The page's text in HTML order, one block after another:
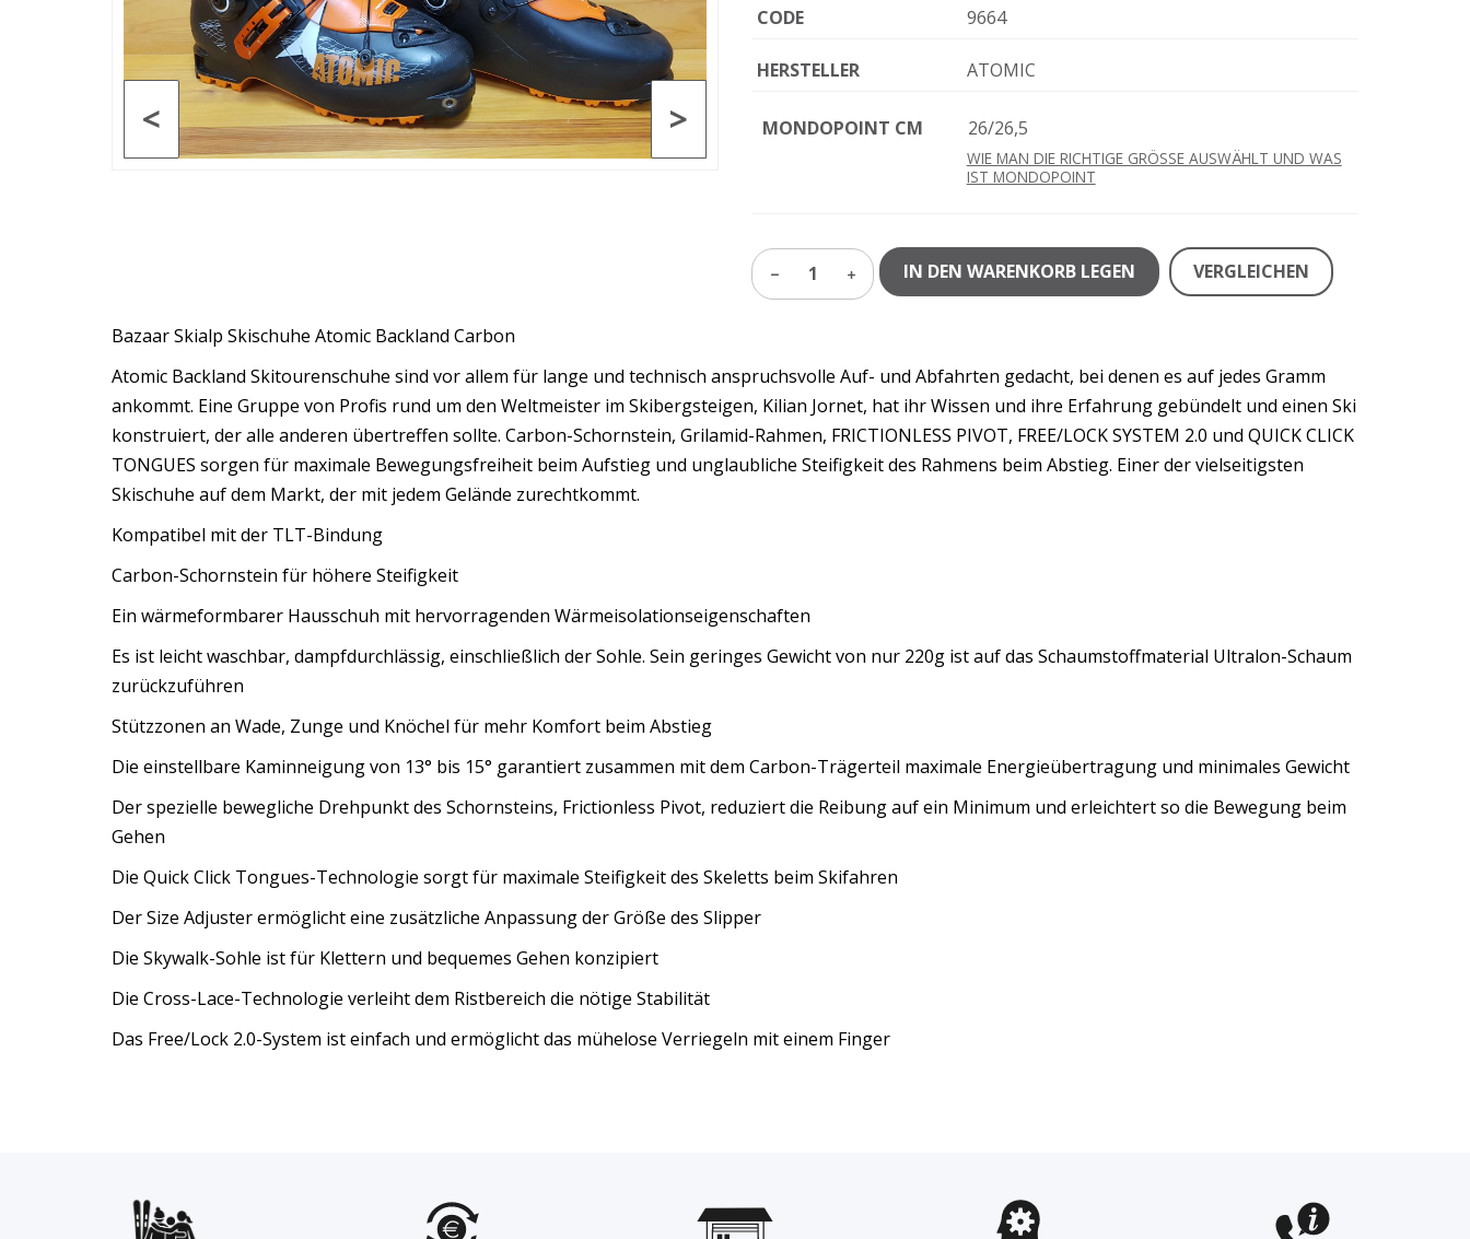
>
<
CODE 9664
HERSTELLER ATOMIC
MONDOPOINT CM 26/26,5
WIE MAN DIE RICHTIGE GRÖSSE AUSWÄHLT UND WAS
IST MONDOPOINT
1 IN DEN WARENKORB LEGEN VERGLEICHEN
Bazaar Skialp Skischuhe Atomic Backland Carbon
Atomic Backland Skitourenschuhe sind vor allem für lange und technisch anspruchsvolle Auf- und Abfahrten gedacht, bei denen es auf jedes Gramm
ankommt. Eine Gruppe von Profis rund um den Weltmeister im Skibergsteigen, Kilian Jornet, hat ihr Wissen und ihre Erfahrung gebündelt und einen Ski
konstruiert, der alle anderen übertreffen sollte. Carbon-Schornstein, Grilamid-Rahmen, FRICTIONLESS PIVOT, FREE/LOCK SYSTEM 2.0 und QUICK CLICK
TONGUES sorgen für maximale Bewegungsfreiheit beim Aufstieg und unglaubliche Steifigkeit des Rahmens beim Abstieg. Einer der vielseitigsten
Skischuhe auf dem Markt, der mit jedem Gelände zurechtkommt.
Kompatibel mit der TLT-Bindung
Carbon-Schornstein für höhere Steifigkeit
Ein wärmeformbarer Hausschuh mit hervorragenden Wärmeisolationseigenschaften
Es ist leicht waschbar, dampfdurchlässig, einschließlich der Sohle. Sein geringes Gewicht von nur 220g ist auf das Schaumstoffmaterial Ultralon-Schaum
zurückzuführen
Stützzonen an Wade, Zunge und Knöchel für mehr Komfort beim Abstieg
Die einstellbare Kaminneigung von 13° bis 15° garantiert zusammen mit dem Carbon-Trägerteil maximale Energieübertragung und minimales Gewicht
Der spezielle bewegliche Drehpunkt des Schornsteins, Frictionless Pivot, reduziert die Reibung auf ein Minimum und erleichtert so die Bewegung beim
Gehen
Die Quick Click Tongues-Technologie sorgt für maximale Steifigkeit des Skeletts beim Skifahren
Der Size Adjuster ermöglicht eine zusätzliche Anpassung der Größe des Slipper
Die Skywalk-Sohle ist für Klettern und bequemes Gehen konzipiert
Die Cross-Lace-Technologie verleiht dem Ristbereich die nötige Stabilität
Das Free/Lock 2.0-System ist einfach und ermöglicht das mühelose Verriegeln mit einem Finger